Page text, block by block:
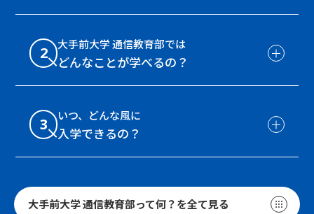
2 大手前大学 通信教育部では
どんなことが学べるの？
3 いつ、どんな風に
入学できるの？
大手前大学 通信教育部って何？を全て見る